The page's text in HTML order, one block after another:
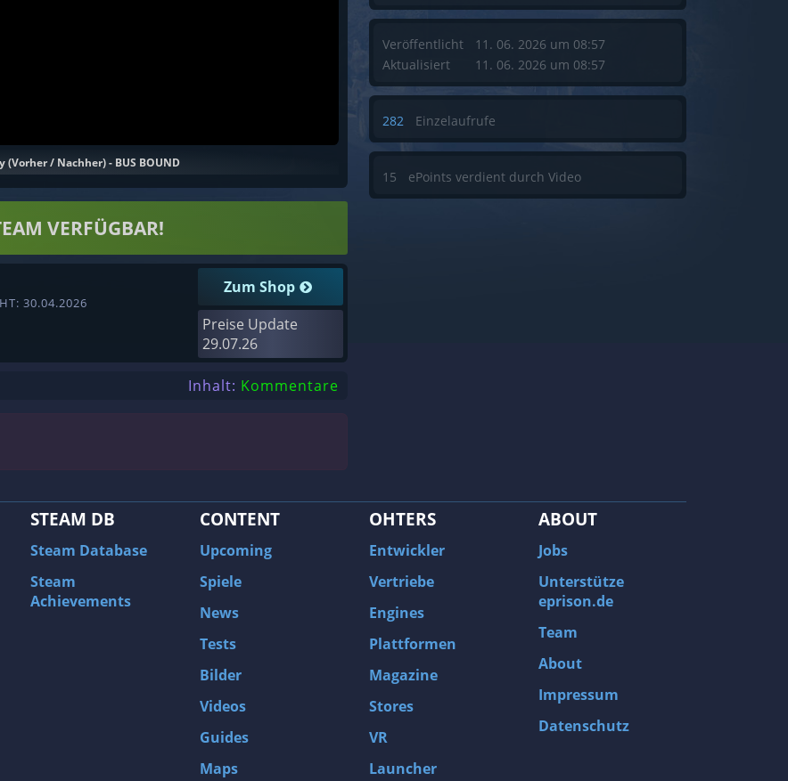
/ Nachher) - BUS BOUND
VERFÜGBAR!
30.04.2026
Zum Shop
Preise Update
29.07.26
Inhalt: Kommentare
Veröffentlicht
Aktualisiert
11. 06. 2026 um 08:57
11. 06. 2026 um 08:57
282 Einzelaufrufe
15 ePoints verdient durch Video
STEAM DB
Steam Database
Steam
Achievements
CONTENT
Upcoming
Spiele
News
Tests
Bilder
Videos
Guides
Maps
OHTERS
Entwickler
Vertriebe
Engines
Plattformen
Magazine
Stores
VR
Launcher
ABOUT
Jobs
Unterstütze
eprison.de
Team
About
Impressum
Datenschutz